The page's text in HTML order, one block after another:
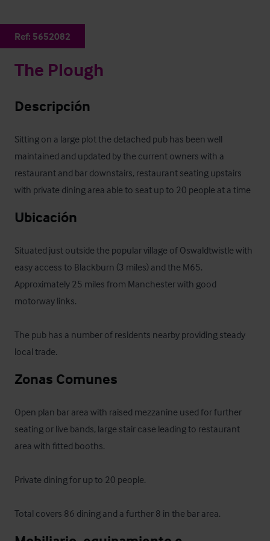
Ref: 5652082
The Plough
Descripción
Sitting on a large plot the detached pub has been well
maintained and updated by the current owners with a
restaurant and bar downstairs, restaurant seating upstairs
with private dining area able to seat up to 20 people at a time
Ubicación
Situated just outside the popular village of Oswaldtwistle with
easy access to Blackburn (3 miles) and the M65.
Approximately 25 miles from Manchester with good
motorway links.
The pub has a number of residents nearby providing steady
local trade.
Zonas Comunes
Open plan bar area with raised mezzanine used for further
seating or live bands, large stair case leading to restaurant
area with fitted booths.
Private dining for up to 20 people.
Total covers 86 dining and a further 8 in the bar area.